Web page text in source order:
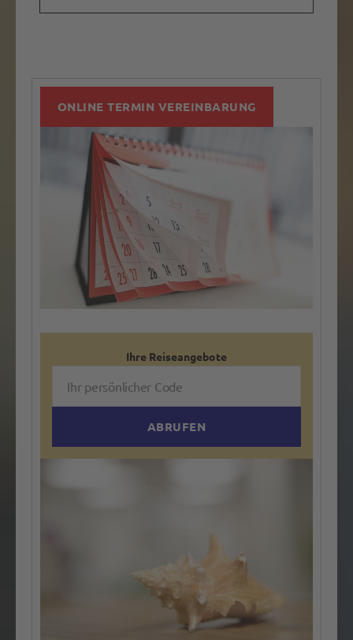
ONLINE TERMIN VEREINBARUNG
Ihre Reiseangebote